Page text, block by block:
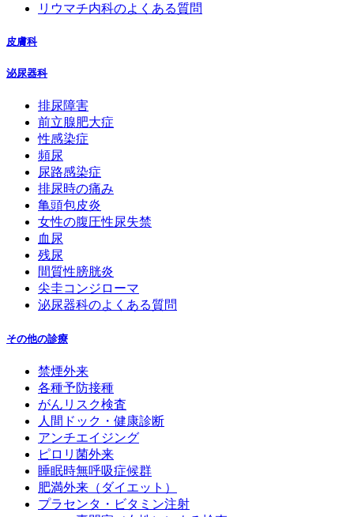
リウマチ内科のよくある質問
皮膚科
泌尿器科
排尿障害
前立腺肥大症
性感染症
頻尿
尿路感染症
排尿時の痛み
亀頭包皮炎
女性の腹圧性尿失禁
血尿
残尿
間質性膀胱炎
尖圭コンジローマ
泌尿器科のよくある質問
その他の診療
禁煙外来
各種予防接種
がんリスク検査
人間ドック・健康診断
アンチエイジング
ピロリ菌外来
睡眠時無呼吸症候群
肥満外来（ダイエット）
プラセンタ・ビタミン注射